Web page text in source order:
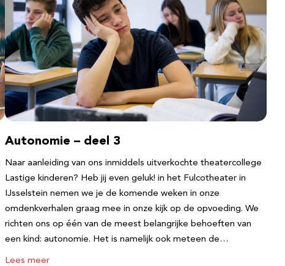
Autonomie – deel 3
Naar aanleiding van ons inmiddels uitverkochte theatercollege
Lastige kinderen? Heb jij even geluk! in het Fulcotheater in
IJsselstein nemen we je de komende weken in onze
omdenkverhalen graag mee in onze kijk op de opvoeding. We
richten ons op één van de meest belangrijke behoeften van
een kind: autonomie. Het is namelijk ook meteen de…
Lees meer